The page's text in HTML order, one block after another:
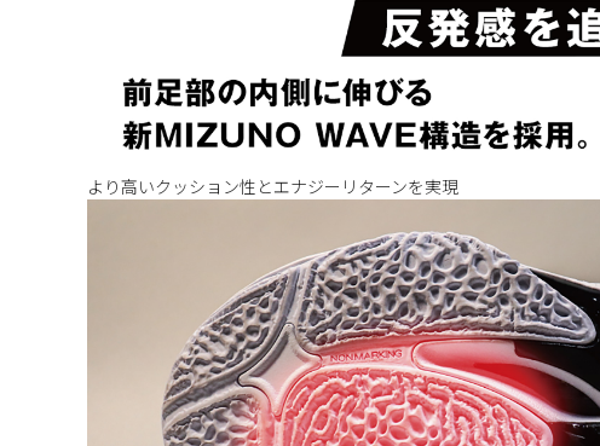
より高いクッション性とエナジーリターンを実現